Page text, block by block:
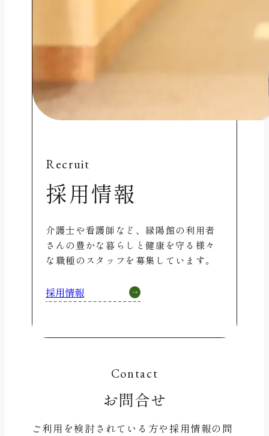
Recruit
採用情報
介護士や看護師など、緑陽館の利用者
さんの豊かな暮らしと健康を守る様々
な職種のスタッフを募集しています。
採用情報
Contact
お問合せ
ご利用を検討されている方や採用情報の問